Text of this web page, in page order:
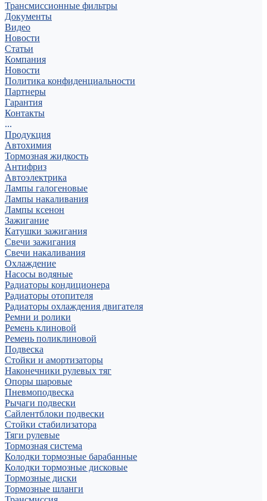
Трансмиссионные фильтры
Документы
Видео
Новости
Статьи
Компания
Новости
Политика конфиденциальности
Партнеры
Гарантия
Контакты
...
Продукция
Автохимия
Тормозная жидкость
Антифриз
Автоэлектрика
Лампы галогеновые
Лампы накаливания
Лампы ксенон
Зажигание
Катушки зажигания
Свечи зажигания
Свечи накаливания
Охлаждение
Насосы водяные
Радиаторы кондиционера
Радиаторы отопителя
Радиаторы охлаждения двигателя
Ремни и ролики
Ремень клиновой
Ремень поликлиновой
Подвеска
Стойки и амортизаторы
Наконечники рулевых тяг
Опоры шаровые
Пневмоподвеска
Рычаги подвески
Сайлентблоки подвески
Стойки стабилизатора
Тяги рулевые
Тормозная система
Колодки тормозные барабанные
Колодки тормозные дисковые
Тормозные диски
Тормозные шланги